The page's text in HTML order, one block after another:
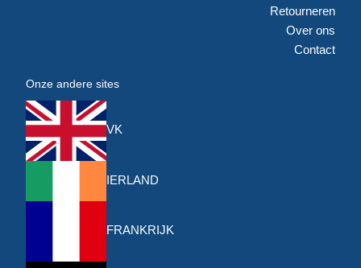
Retourneren
Over ons
Contact
Onze andere sites
VK
IERLAND
FRANKRIJK